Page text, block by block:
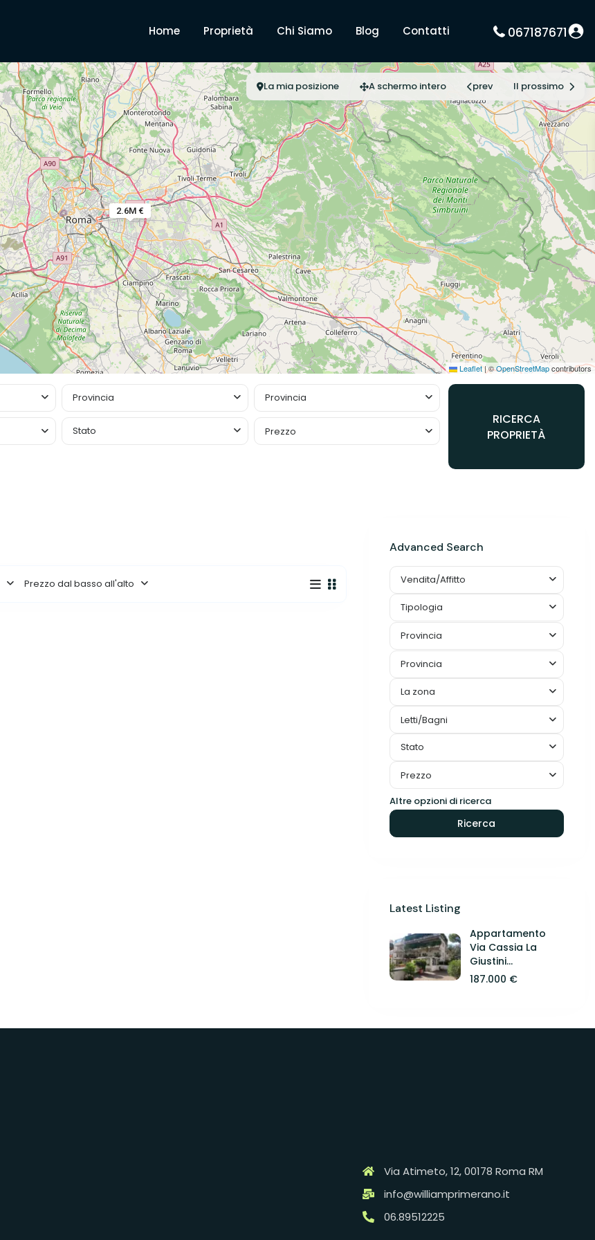
Home Proprietà Chi Siamo Blog Contatti 067187671
2.6M €
Leaflet|©OpenStreetMapcontributors
La mia posizione A schermo intero prev Il prossimo
Provincia Provincia
Stato Prezzo
RICERCA
PROPRIETÀ
Prezzo dal basso all'alto
Advanced Search
Vendita/Affitto
Tipologia
Provincia
Provincia
La zona
Letti/Bagni
Stato
Prezzo
Altre opzioni di ricerca
Ricerca
Latest Listing
Appartamento
Via Cassia La
Giustini...
187.000 €
Via Atimeto, 12, 00178 Roma RM
info@williamprimerano.it
06.89512225